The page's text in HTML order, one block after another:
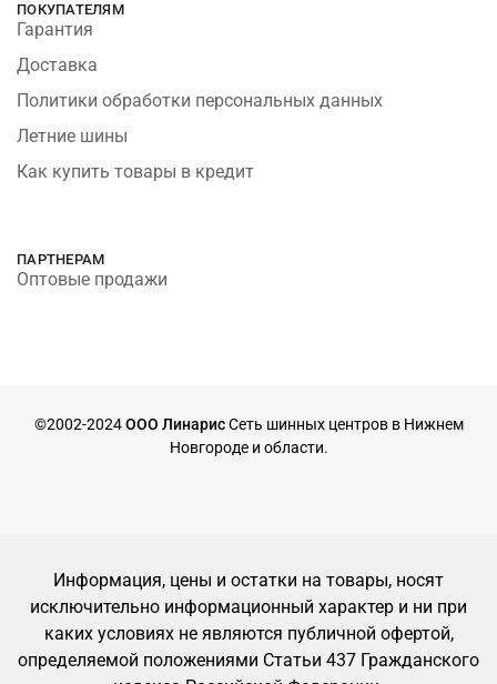
ПОКУПАТЕЛЯМ
Гарантия
Доставка
Политики обработки персональных данных
Летние шины
Как купить товары в кредит
ПАРТНЕРАМ
Оптовые продажи
©2002-2024ООО ЛинарисСеть шинных центров в Нижнем
Новгороде и области.
Информация, цены и остатки на товары, носят
исключительно информационный характер и ни при
каких условиях не являются публичной офертой,
определяемой положениями Статьи 437 Гражданского